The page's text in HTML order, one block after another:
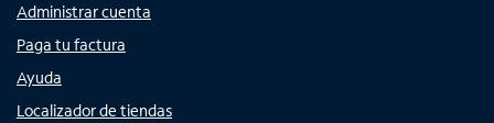
Administrar cuenta
Paga tu factura
Ayuda
Localizador de tiendas